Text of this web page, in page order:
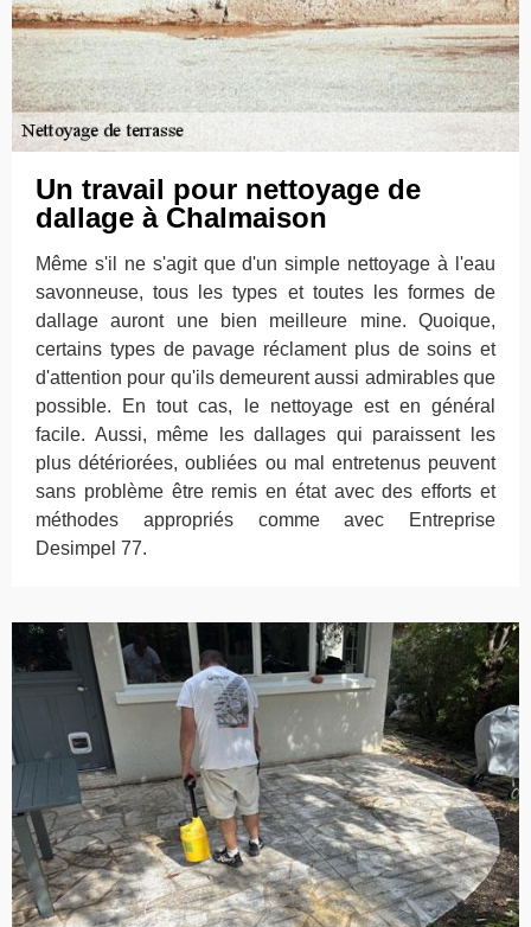
Un travail pour nettoyage de
dallage à Chalmaison
Même s'il ne s'agit que d'un simple nettoyage à l'eau
savonneuse, tous les types et toutes les formes de
dallage auront une bien meilleure mine. Quoique,
certains types de pavage réclament plus de soins et
d'attention pour qu'ils demeurent aussi admirables que
possible. En tout cas, le nettoyage est en général
facile. Aussi, même les dallages qui paraissent les
plus détériorées, oubliées ou mal entretenus peuvent
sans problème être remis en état avec des efforts et
méthodes appropriés comme avec Entreprise
Desimpel 77.